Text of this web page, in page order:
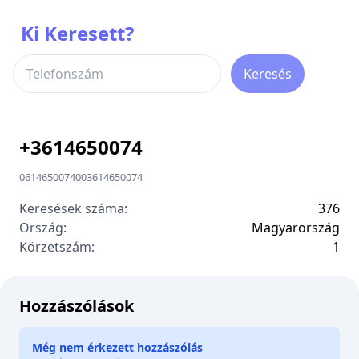
Ki Keresett?
Keresés
+3614650074
0614650074003614650074
Keresések száma:
376
Ország:
Magyarország
Körzetszám:
1
Hozzászólások
Még nem érkezett hozzászólás